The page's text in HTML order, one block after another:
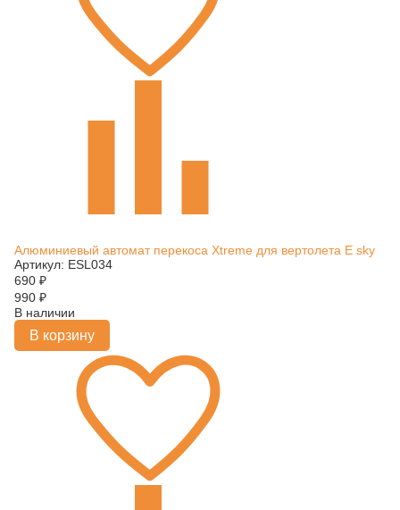
Алюминиевый автомат перекоса Xtreme для вертолета E sky
Артикул: ESL034
690 ₽
990 ₽
В наличии
В корзину